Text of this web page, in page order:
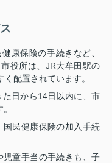
康保険の手続きなど、
役所は、JR大牟田駅の
配置されています。
日から14日以内に、市
国民健康保険の加入手続
児童手当の手続きも、子